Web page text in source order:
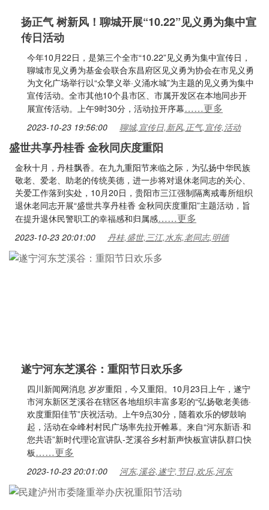
扬正气 树新风！聊城开展“10.22”见义勇为集中宣
传日活动
今年10月22日，是第三个全市“10.22”见义勇为集中宣传日，
聊城市见义勇为基金会联合东昌府区见义勇为协会在市见义勇
为文化广场举行以“众擎义举·义涌水城”为主题的见义勇为集中
宣传活动。全市其他10个县市区、市属开发区在本地同步开
展宣传活动。上午9时30分，活动拉开序幕……更多
2023-10-23 19:56:00 聊城,宣传日,新风,正气,宣传,活动
盛世共享丹桂香 金秋同庆度重阳
金秋十月，丹桂飘香。在九九重阳节来临之际，为弘扬中华民族
敬老、爱老、助老的传统美德，进一步将对退休老同志的关心、
关爱工作落到实处，10月20日，贵阳市三江强制隔离戒毒所组织
退休老同志开展“盛世共享丹桂香 金秋同庆度重阳”主题活动，旨
在提升退休民警职工的幸福感和归属感……更多
2023-10-23 20:01:00 丹桂,盛世,三江,水东,老同志,明德
遂宁河东芝溪谷：重阳节日欢乐多
四川新闻网消息 岁岁重阳，今又重阳。10月23日上午，遂宁
市河东新区芝溪谷在辖区各地组织丰富多彩的“弘扬敬老美德·
欢度重阳佳节”庆祝活动。上午9点30分，随着欢乐的锣鼓响
起，活动在伞峰村村民广场率先拉开帷幕。来自“河东新语·和
您共语”新时代理论宣讲队-芝溪谷乡村新声快板宣讲队群口快
板……更多
2023-10-23 20:01:00 河东,溪谷,遂宁,节日,欢乐,河东